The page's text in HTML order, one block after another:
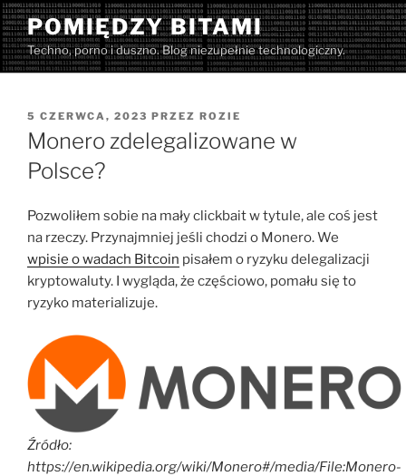
Przejdź
do
treści
POMIĘDZY BITAMI
Techno, porno i duszno. Blog niezupełnie technologiczny.
OPUBLIKOWANE
W
5 CZERWCA, 2023 PRZEZ ROZIE
Monero zdelegalizowane w
Polsce?
Pozwoliłem sobie na mały clickbait w tytule, ale coś jest
na rzeczy. Przynajmniej jeśli chodzi o Monero. We
wpisie o wadach Bitcoin pisałem o ryzyku delegalizacji
kryptowaluty. I wygląda, że częściowo, pomału się to
ryzyko materializuje.
Źródło:
https://en.wikipedia.org/wiki/Monero#/media/File:Monero-